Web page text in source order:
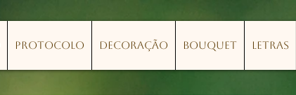
Protocolo Decoração Bouquet Letras